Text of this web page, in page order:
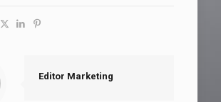
Editor Marketing